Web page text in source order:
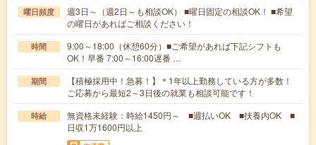
曜日頻度
週3日～（週2日～も相談OK） ■曜日固定の相談OK！ ■希望
の曜日があればご相談ください！
時間
9:00～18:00（休憩60分）■ご希望があれば下記シフトも
OK！早番 7:00～16:00遅番 …
期間
【積極採用中！急募！】＊1年以上勤務している方が多数！
ご応募から最短2～3日後の就業も相談可能です！
時給
無資格未経験：時給1450円～ ■週払いOK ■扶養内OK ■
日収1万1600円以上